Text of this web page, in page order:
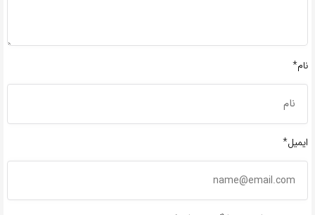
نام*
ایمیل*